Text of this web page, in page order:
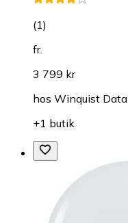
(1)
fr.
3 799 kr
hos Winquist Data
+1 butik